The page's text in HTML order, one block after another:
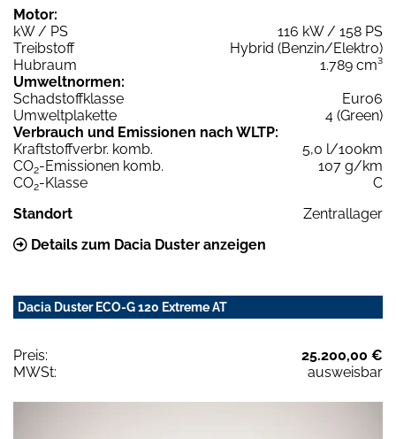
Motor:
kW / PS
116 kW / 158 PS
Treibstoff
Hybrid (Benzin/Elektro)
Hubraum
1.789 cm³
Umweltnormen:
Schadstoffklasse
Euro6
Umweltplakette
4 (Green)
Verbrauch und Emissionen nach WLTP:
Kraftstoffverbr. komb.
5,0 l/100km
CO2-Emissionen komb.
107 g/km
CO2-Klasse
C
Standort
Zentrallager
Details zum Dacia Duster anzeigen
Dacia Duster ECO-G 120 Extreme AT
Preis:
25.200,00 €
MWSt:
ausweisbar